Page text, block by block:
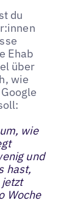
du
Ehab
über
wie
wie
und
hast,
Woche